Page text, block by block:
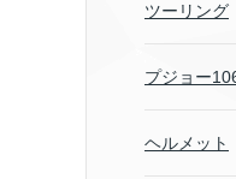
ツーリング
プジョー
ヘルメット